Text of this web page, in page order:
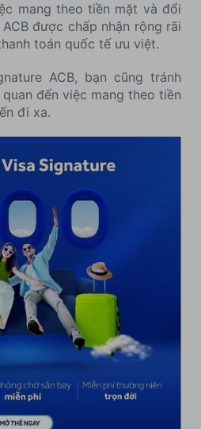
mang theo tiền mặt và đổi
được chấp nhận rộng rãi
toán quốc tế ưu việt.
ACB, bạn cũng tránh
đến việc mang theo tiền
đi xa.